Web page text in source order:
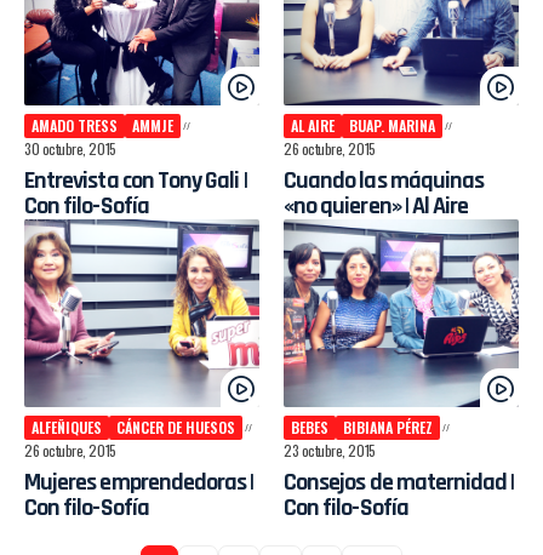
AMADO TRESS
AMMJE
30 octubre, 2015
Entrevista con Tony Gali |
Con filo-Sofía
AL AIRE
BUAP. MARINA
26 octubre, 2015
Cuando las máquinas
«no quieren» | Al Aire
ALFEÑIQUES
CÁNCER DE HUESOS
26 octubre, 2015
Mujeres emprendedoras |
Con filo-Sofía
BEBES
BIBIANA PÉREZ
23 octubre, 2015
Consejos de maternidad |
Con filo-Sofía